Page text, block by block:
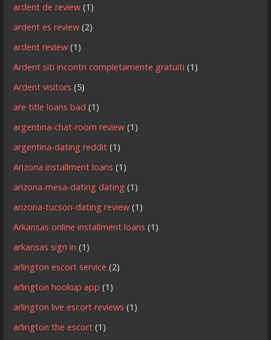
ardent de review (1)
ardent es review (2)
ardent review (1)
Ardent siti incontri completamente gratuiti (1)
Ardent visitors (5)
are title loans bad (1)
argentina-chat-room review (1)
argentina-dating reddit (1)
Arizona installment loans (1)
arizona-mesa-dating dating (1)
arizona-tucson-dating review (1)
Arkansas online installment loans (1)
arkansas sign in (1)
arlington escort service (2)
arlington hookup app (1)
arlington live escort reviews (1)
arlington the escort (1)